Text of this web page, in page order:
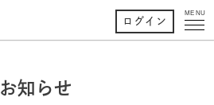
MENU
ログイン
お知らせ